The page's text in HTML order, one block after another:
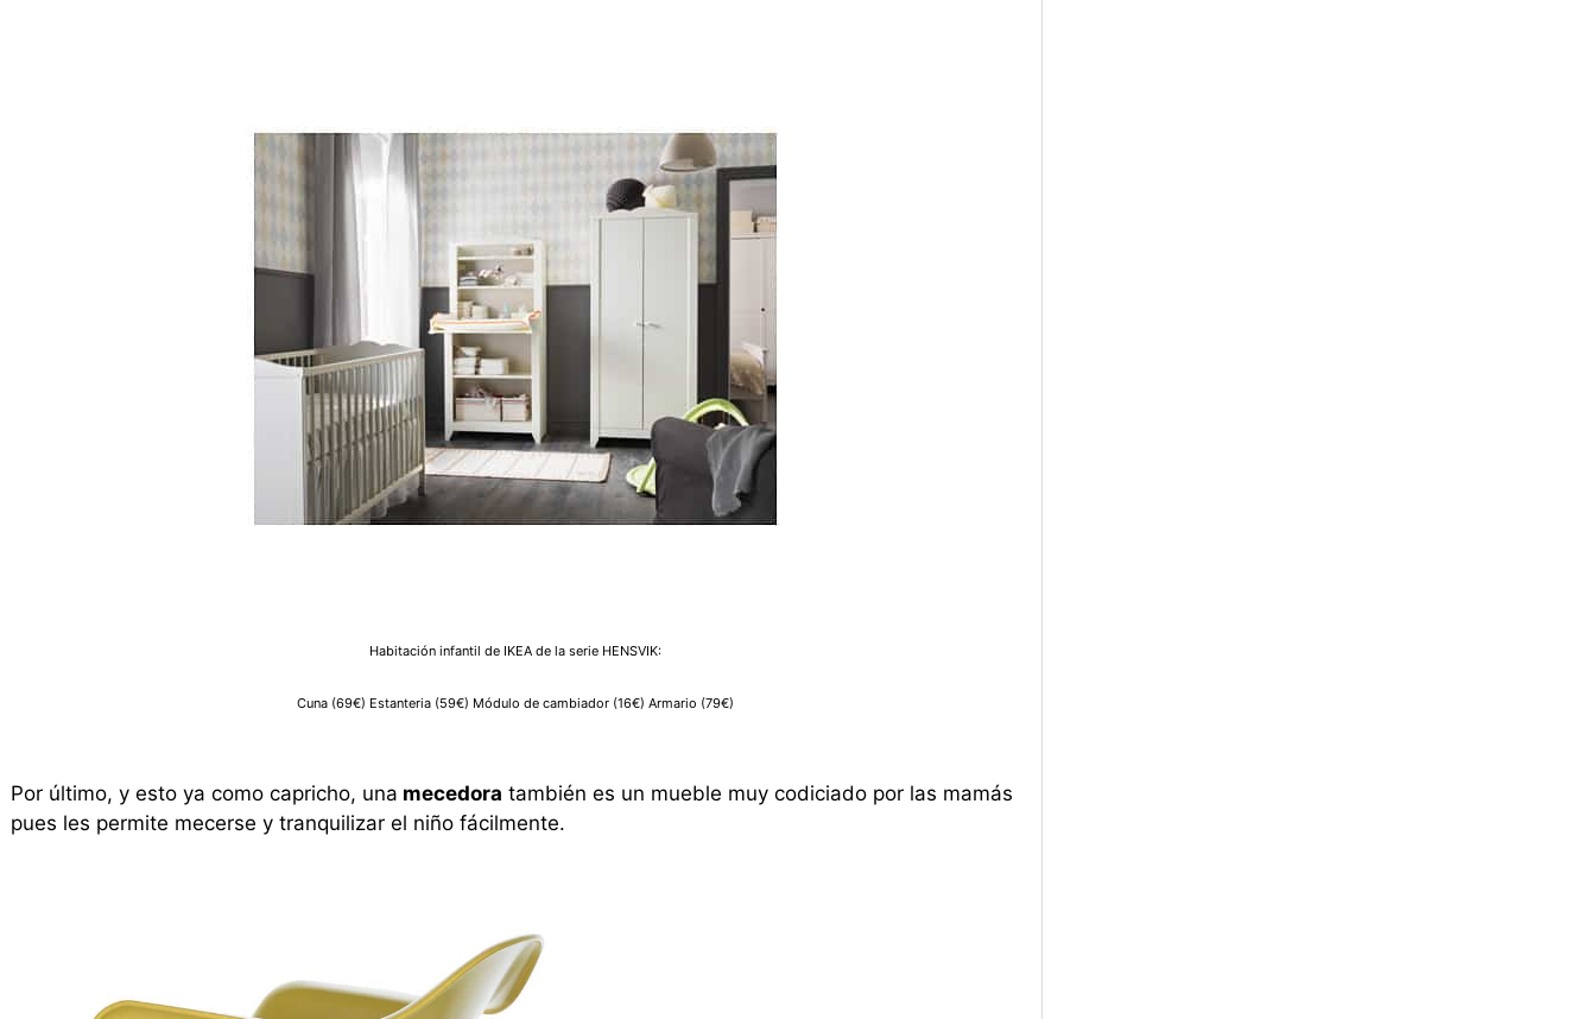
Habitación infantil de IKEA de la serie HENSVIK:
Cuna (69€) Estanteria (59€) Módulo de cambiador (16€) Armario (79€)
Por último, y esto ya como capricho, una mecedora también es un mueble muy codiciado por las mamás
pues les permite mecerse y tranquilizar el niño fácilmente.